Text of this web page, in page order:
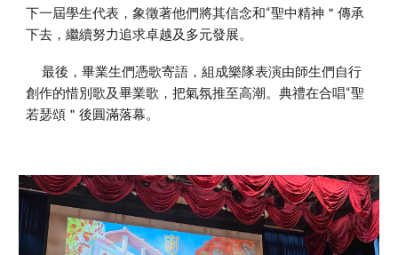
下一屆學生代表，象徵著他們將其信念和“聖中精神＂傳承
下去，繼續努力追求卓越及多元發展。
最後，畢業生們憑歌寄語，組成樂隊表演由師生們自行
創作的惜別歌及畢業歌，把氣氛推至高潮。典禮在合唱“聖
若瑟頌＂後圓滿落幕。